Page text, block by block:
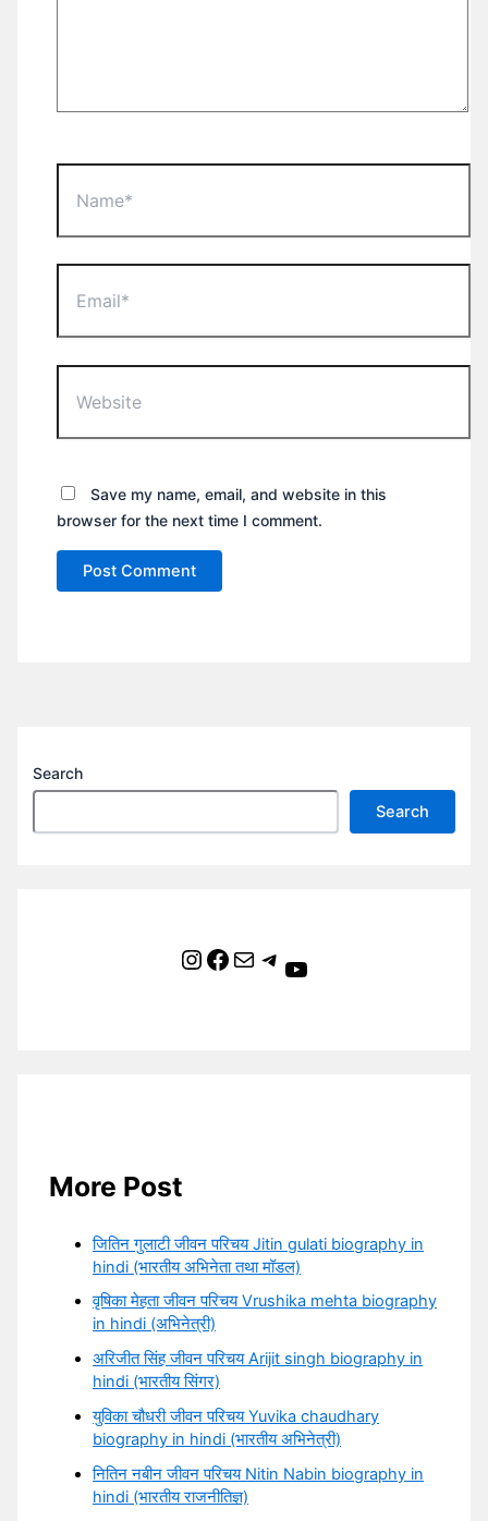
Save my name, email, and website in this
browser for the next time I comment.
Search
Search
Instagram Facebook Mail Telegram YouTube
More Post
जितिन गुलाटी जीवन परिचय Jitin gulati biography in
hindi (भारतीय अभिनेता तथा मॉडल)
वृषिका मेहता जीवन परिचय Vrushika mehta biography
in hindi (अभिनेत्री)
अरिजीत सिंह जीवन परिचय Arijit singh biography in
hindi (भारतीय सिंगर)
युविका चौधरी जीवन परिचय Yuvika chaudhary
biography in hindi (भारतीय अभिनेत्री)
नितिन नबीन जीवन परिचय Nitin Nabin biography in
hindi (भारतीय राजनीतिज्ञ)